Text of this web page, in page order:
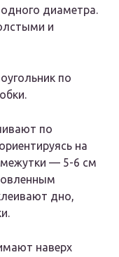
диаметра.
и
по
по
на
— 5-6 см
дно,
наверх